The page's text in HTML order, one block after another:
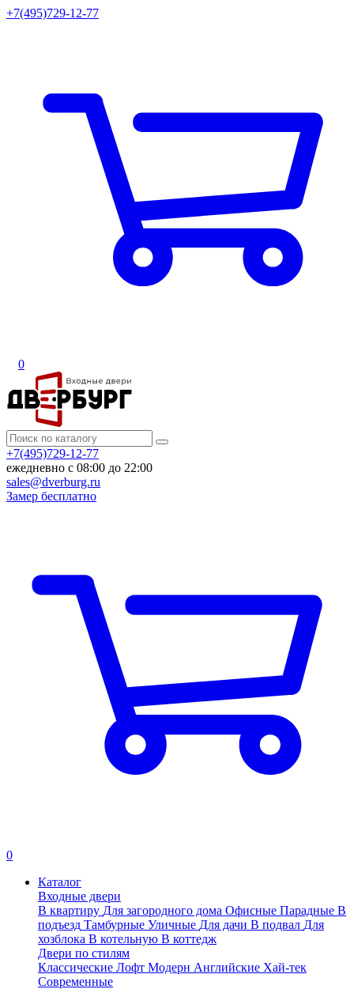
+7(495)729-12-77
0
+7(495)729-12-77
ежедневно с 08:00 до 22:00
sales@dverburg.ru
Замер бесплатно
0
Каталог
Входные двери
В квартиру Для загородного дома Офисные Парадные В
подъезд Тамбурные Уличные Для дачи В подвал Для
хозблока В котельную В коттедж
Двери по стилям
Классические Лофт Модерн Английские Хай-тек
Современные